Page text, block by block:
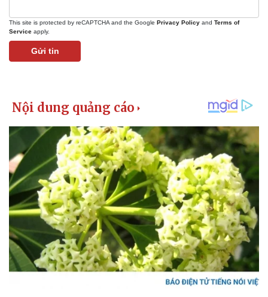
Kinh tế
Giá cà phê
This site is protected by reCAPTCHA and the Google Privacy Policy and Terms of
Service apply.
Gửi tin